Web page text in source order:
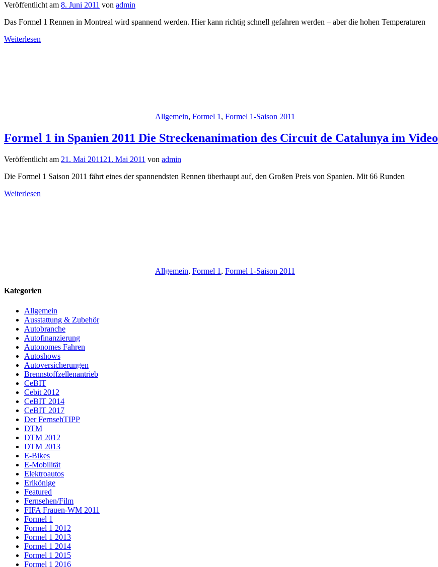
Veröffentlicht am 8. Juni 2011 von admin
Das Formel 1 Rennen in Montreal wird spannend werden. Hier kann richtig schnell gefahren werden – aber die hohen Temperaturen
Weiterlesen
Allgemein, Formel 1 , Formel 1-Saison 2011
Formel 1 in Spanien 2011 Die Streckenanimation des Circuit de Catalunya im Video
Veröffentlicht am 21. Mai 2011 21. Mai 2011 von admin
Die Formel 1 Saison 2011 fährt eines der spannendsten Rennen überhaupt auf, den Großen Preis von Spanien. Mit 66 Runden
Weiterlesen
Allgemein, Formel 1 , Formel 1-Saison 2011
Kategorien
Allgemein
Ausstattung & Zubehör
Autobranche
Autofinanzierung
Autonomes Fahren
Autoshows
Autoversicherungen
Brennstoffzellenantrieb
CeBIT
Cebit 2012
CeBIT 2014
CeBIT 2017
Der FernsehTIPP
DTM
DTM 2012
DTM 2013
E-Bikes
E-Mobilität
Elektroautos
Erlkönige
Featured
Fernsehen/Film
FIFA Frauen-WM 2011
Formel 1
Formel 1 2012
Formel 1 2013
Formel 1 2014
Formel 1 2015
Formel 1 2016